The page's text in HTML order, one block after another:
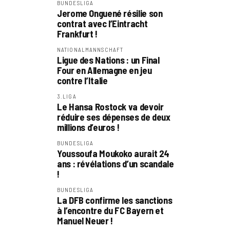
BUNDESLIGA
Jerome Onguené résilie son
contrat avec l’Eintracht
Frankfurt !
NATIONALMANNSCHAFT
Ligue des Nations : un Final
Four en Allemagne en jeu
contre l’Italie
3.LIGA
Le Hansa Rostock va devoir
réduire ses dépenses de deux
millions d’euros !
BUNDESLIGA
Youssoufa Moukoko aurait 24
ans : révélations d’un scandale
!
BUNDESLIGA
La DFB confirme les sanctions
à l’encontre du FC Bayern et
Manuel Neuer !